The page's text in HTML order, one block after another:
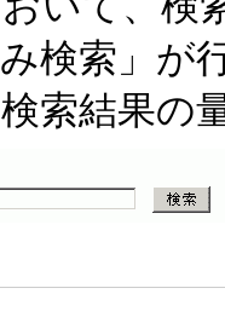
検索」が
索結果の